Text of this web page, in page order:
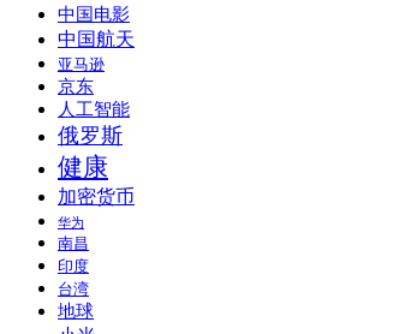
中国电影
中国航天
亚马逊
京东
人工智能
俄罗斯
健康
加密货币
华为
南昌
印度
台湾
地球